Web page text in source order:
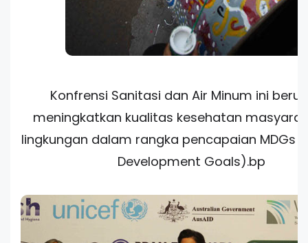
Konfrensi Sanitasi dan Air Minum ini
meningkatkan kualitas kesehatan
lingkungan dalam rangka pencapaian MDGs
Development Goals).bp